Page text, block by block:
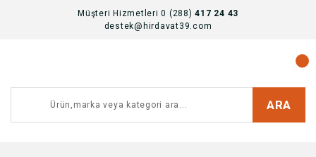
Müşteri Hizmetleri 0 (288)417 24 43
destek@hirdavat39.com
ARA